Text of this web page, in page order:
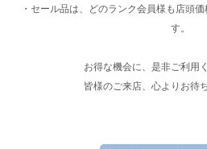
・セール品は、どのランク会員様も店頭
す。
お得な機会に、是非ご利用
皆様のご来店、心よりお待